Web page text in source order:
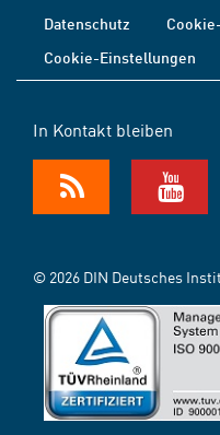
Datenschutz
Cookie-Einstellungen
In Kontakt bleiben
© 2026 DIN Deutsches